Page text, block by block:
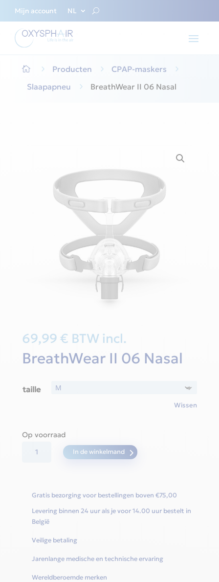
Mijn account NL
 5 Producten 5 CPAP-maskers
5
Slaapapneu
5 BreathWear II 06 Nasal
69,99 € BTW incl.
BreathWear II 06 Nasal
taille
Wissen
Op voorraad
BreathWear
In de winkelmand
Gratis bezorging voor bestellingen boven €75,00
Levering binnen 24 uur als je voor 14.00 uur bestelt in
België
Veilige betaling
Jarenlange medische en technische ervaring
Wereldberoemde merken